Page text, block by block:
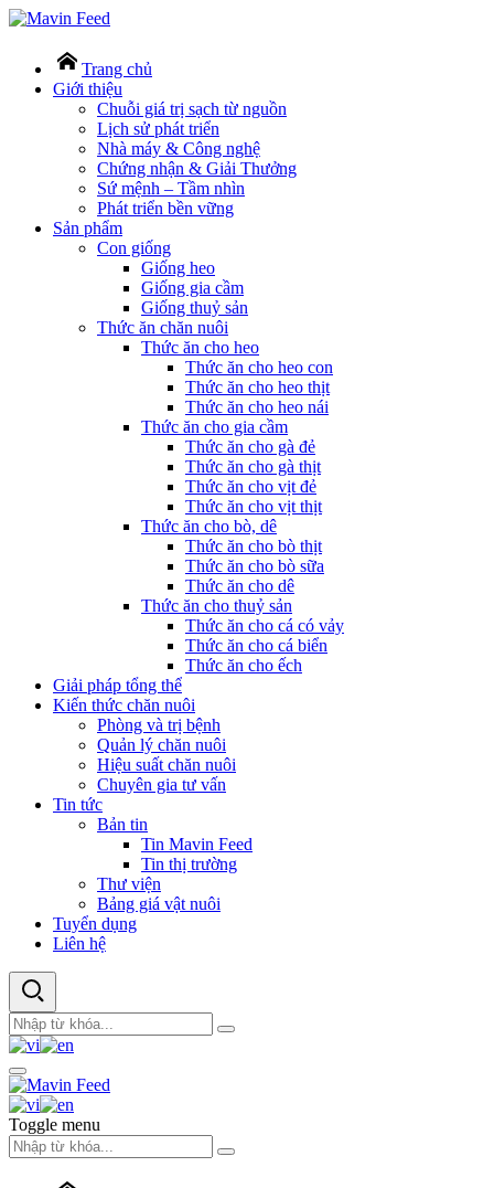
Trang chủ
Giới thiệu
Chuỗi giá trị sạch từ nguồn
Lịch sử phát triển
Nhà máy & Công nghệ
Chứng nhận & Giải Thưởng
Sứ mệnh – Tầm nhìn
Phát triển bền vững
Sản phẩm
Con giống
Giống heo
Giống gia cầm
Giống thuỷ sản
Thức ăn chăn nuôi
Thức ăn cho heo
Thức ăn cho heo con
Thức ăn cho heo thịt
Thức ăn cho heo nái
Thức ăn cho gia cầm
Thức ăn cho gà đẻ
Thức ăn cho gà thịt
Thức ăn cho vịt đẻ
Thức ăn cho vịt thịt
Thức ăn cho bò, dê
Thức ăn cho bò thịt
Thức ăn cho bò sữa
Thức ăn cho dê
Thức ăn cho thuỷ sản
Thức ăn cho cá có vảy
Thức ăn cho cá biển
Thức ăn cho ếch
Giải pháp tổng thể
Kiến thức chăn nuôi
Phòng và trị bệnh
Quản lý chăn nuôi
Hiệu suất chăn nuôi
Chuyên gia tư vấn
Tin tức
Bản tin
Tin Mavin Feed
Tin thị trường
Thư viện
Bảng giá vật nuôi
Tuyển dụng
Liên hệ
Toggle menu